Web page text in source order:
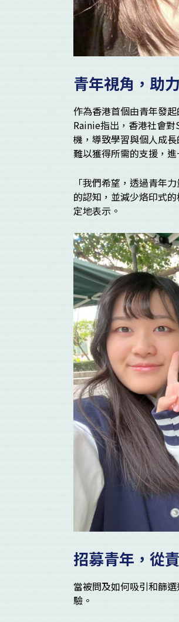
青年視角，助
作為香港首個由青年發
Rainie指出，香港社會
機，導致學習與個人成
難以獲得所需的支援，
「我們希望，透過青年
的認知，並減少烙印式
定地表示。
招募青年，從
當被問及如何吸引和篩
驗。